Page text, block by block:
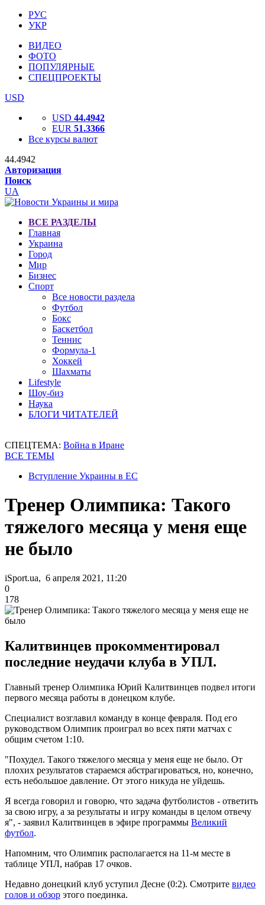
РУС
УКР
ВИДЕО
ФОТО
ПОПУЛЯРНЫЕ
СПЕЦПРОЕКТЫ
USD
USD 44.4942
EUR 51.3366
Все курсы валют
44.4942
Авторизация
Поиск
UA
ВСЕ РАЗДЕЛЫ
Главная
Украина
Город
Мир
Бизнес
Спорт
Все новости раздела
Футбол
Бокс
Баскетбол
Теннис
Формула-1
Хоккей
Шахматы
Lifestyle
Шоу-биз
Наука
БЛОГИ ЧИТАТЕЛЕЙ
СПЕЦТЕМА: Война в Иране
ВСЕ ТЕМЫ
Вступление Украины в ЕС
Тренер Олимпика: Такого
тяжелого месяца у меня еще
не было
iSport.ua, 6 апреля 2021, 11:20
0
178
Калитвинцев прокомментировал
последние неудачи клуба в УПЛ.
Главный тренер Олимпика Юрий Калитвинцев подвел итоги
первого месяца работы в донецком клубе.
Специалист возглавил команду в конце февраля. Под его
руководством Олимпик проиграл во всех пяти матчах с
общим счетом 1:10.
"Похудел. Такого тяжелого месяца у меня еще не было. От
плохих результатов стараемся абстрагироваться, но, конечно,
есть небольшое давление. От этого никуда не уйдешь.
Я всегда говорил и говорю, что задача футболистов - ответить
за свою игру, а за результаты и игру команды в целом отвечу
я", - заявил Калитвинцев в эфире программы Великий
футбол.
Напомним, что Олимпик располагается на 11-м месте в
таблице УПЛ, набрав 17 очков.
Недавно донецкий клуб уступил Десне (0:2). Смотрите видео
голов и обзор этого поединка.